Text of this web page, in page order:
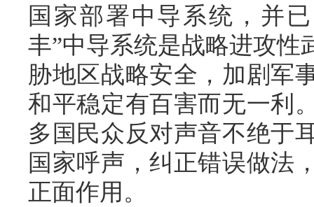
国家部署中导系统，并
丰”中导系统是战略进攻性
胁地区战略安全，加剧军
和平稳定有百害而无一利
多国民众反对声音不绝于
国家呼声，纠正错误做法
正面作用。